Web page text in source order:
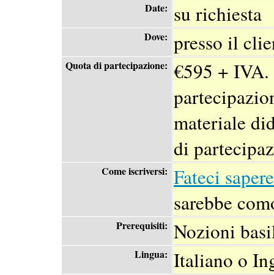
Date: su richiesta
Dove: presso il
Quota di partecipazione: €595 +
materiale
di
Come iscriversi: Fateci
sarebbe
Prerequisiti: Nozioni
Lingua: Italiano o